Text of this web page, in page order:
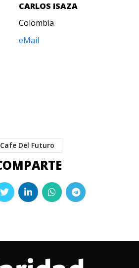
CARLOS ISAZA
Colombia
eMail
Cafe Del Futuro